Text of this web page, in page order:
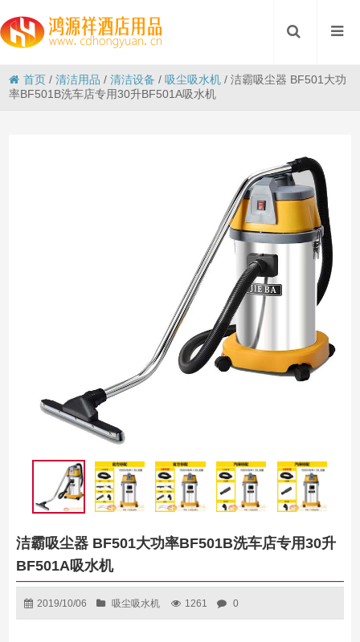
首页 /清洁用品 /清洁设备 /吸尘吸水机 /洁霸吸尘器 BF501大功
率BF501B洗车店专用30升BF501A吸水机
洁霸吸尘器 BF501大功率BF501B洗车店专用30升
BF501A吸水机
2019/10/06 吸尘吸水机 1261 0